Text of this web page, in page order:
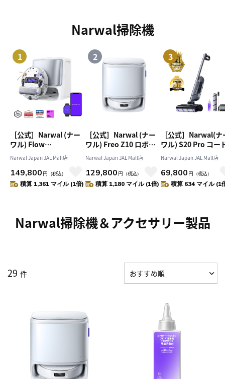
機能 メンテナンスフリ
ー お手入れ簡単【1年
Narwal掃除機
1
［公式］Narwal (ナー
ワル) Flow
Performance ロボット
掃除機 水拭き 両用 日本
初のクローラーモップ
FlowWash リアルタイ
リ 音声制御【1年保
証】
Narwal Japan JAL Mall店
149,800 円 （税込）
積算 1,361 マイル (1倍)
2
［公式］Narwal (ナー
ワル) Freo Z10 ロボッ
ト掃除機 吸引・水拭き
両用 可動式モップ＆8N
圧力 壁際清掃 0絡まり
ほこり99%除去
も清掃可能 可変温水モ
ップ自動洗浄乾燥【1年
Narwal Japan JAL Mall店
129,800 円 （税込）
積算 1,180 マイル (1倍)
3
［公式］Narwal(ナ
ワル) S20 Pro コー
ス水拭き掃除機
20,000Pa強力吸引
プ自動洗浄機能付
湿両用 家具の下も
やペットのいるご
に最適【1年保証】
Narwal Japan JAL Mall店
69,800 円 （税込）
積算 634 マイル (1
Narwal掃除機＆アクセサリー製品
29 件